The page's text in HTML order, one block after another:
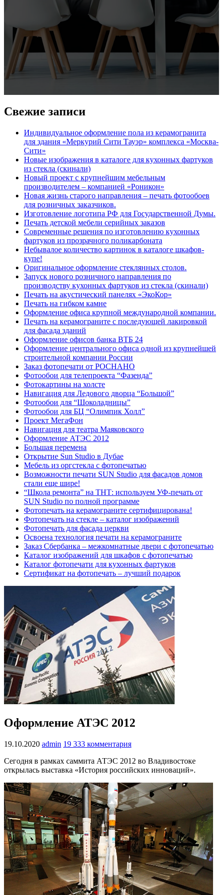
Свежие записи
Индивидуальное оформление пола из керамогранита
для здания «Меркурий Сити Тауэр» комплекса «Москва-
Сити»
Новые изображения в каталоге для кухонных фартуков
из стекла (скинали)
Новый проект с крупнейшим мебельным
производителем – компанией «Роникон»
Новая жизнь старого направления – печать фотообоев
для розничных заказчиков.
Изготовление логотипа РФ для Государственной Думы.
Печать детской мебели серийных заказов
Современные решения по изготовлению кухонных
фартуков из прозрачного поликарбоната
Небывалое количество картинок в каталоге шкафов-
купе!
Оригинальное оформление стеклянных столов.
Запуск нового розничного направления по
производству кухонных фартуков из стекла (скинали)
Печать на акустический панелях «ЭкоКор»
Печать на гибком камне
Оформление офиса крупной международной компании.
Печать на керамограните с последующей лакировкой
для фасада зданий
Оформление офисов банка ВТБ 24
Оформление центрального офиса одной из крупнейшей
строительной компании России
Заказ фотопечати от РОСНАНО
Фотообои для телепроекта “Фазенда”
Фотокартины на холсте
Навигация для Ледового дворца “Большой”
Фотообои для “Шоколадницы”
Фотообои для БЦ “Олимпик Холл”
Проект МегаФон
Навигация для театра Маяковского
Оформление АТЭС 2012
Большая перемена
Открытие Sun Studio в Дубае
Мебель из оргстекла с фотопечатью
Возможности печати SUN Studio для фасадов домов
стали еще шире!
“Школа ремонта” на ТНТ: используем УФ-печать от
SUN Studio по полной программе
Фотопечать на керамограните сертифицирована!
Фотопечать на стекле – каталог изображений
Фотопечать для фасада церкви
Освоена технология печати на керамограните
Заказ Сбербанка – межкомнатные двери с фотопечатью
Каталог изображений для шкафов с фотопечатью
Каталог фотопечати для кухонных фартуков
Сертификат на фотопечать – лучший подарок
Оформление АТЭС 2012
19.10.2020 admin 19 333 комментария
Сегодня в рамках саммита АТЭС 2012 во Владивостоке
открылась выставка «История российских инноваций».